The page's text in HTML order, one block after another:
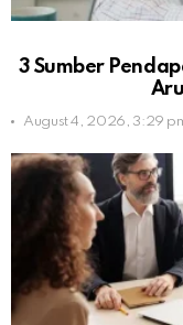
3 Sumber
August 4, 2026, 3:29